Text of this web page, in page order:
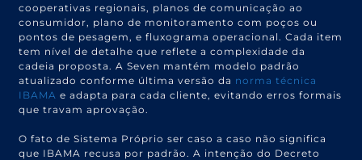
cooperativas regionais, planos de comunicação ao
consumidor, plano de monitoramento com poços ou
pontos de pesagem, e fluxograma operacional. Cada item
tem nível de detalhe que reflete a complexidade da
cadeia proposta. A Seven mantém modelo padrão
atualizado conforme última versão da norma técnica
IBAMA e adapta para cada cliente, evitando erros formais
que travam aprovação.
O fato de Sistema Próprio ser caso a caso não significa
que IBAMA recusa por padrão. A intenção do Decreto